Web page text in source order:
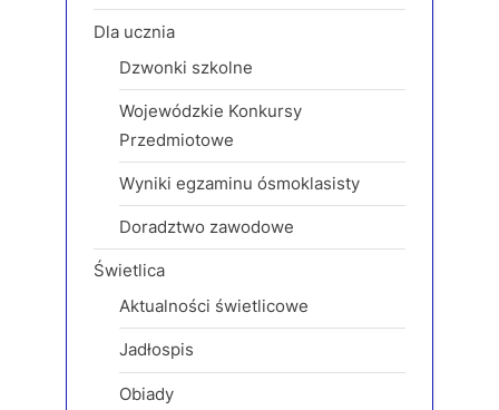
Dla ucznia
Dzwonki szkolne
Wojewódzkie Konkursy
Przedmiotowe
Wyniki egzaminu ósmoklasisty
Doradztwo zawodowe
Świetlica
Aktualności świetlicowe
Jadłospis
Obiady